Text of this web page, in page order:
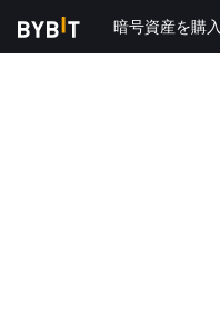
暗号資産を購入